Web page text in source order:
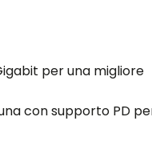
per una migliore
con supporto PD